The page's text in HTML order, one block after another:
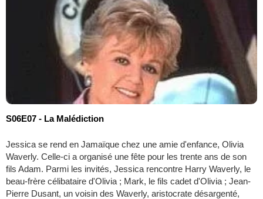
S06E07 - La Malédiction
Jessica se rend en Jamaïque chez une amie d'enfance, Olivia
Waverly. Celle-ci a organisé une fête pour les trente ans de son
fils Adam. Parmi les invités, Jessica rencontre Harry Waverly, le
beau-frère célibataire d'Olivia ; Mark, le fils cadet d'Olivia ; Jean-
Pierre Dusant, un voisin des Waverly, aristocrate désargenté,